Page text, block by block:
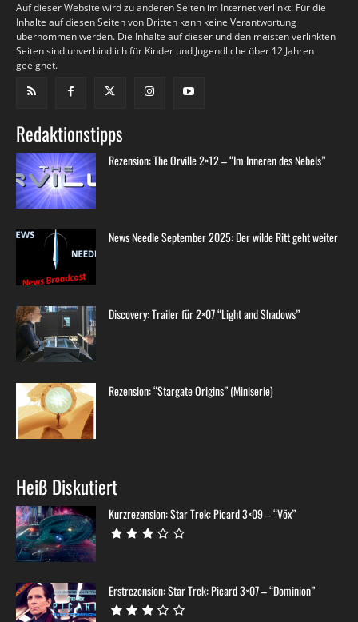
Auf dieser Website wird zu anderen Seiten im Internet verlinkt. Für die
Inhalte auf diesen Seiten von Dritten kann keine Verantwortung
übernommen werden. Die Inhalte auf dieser und den meisten verlinkten
Seiten sind unverbindlich für Kinder und Jugendliche über 12 Jahren
geeignet.
Redaktionstipps
Rezension: The Orville 2×12 – “Im Inneren des Nebels”
News Needle September 2025: Der wilde Ritt geht weiter
Discovery: Trailer für 2×07 “Light and Shadows”
Rezension: “Stargate Origins” (Miniserie)
Heiß Diskutiert
Kurzrezension: Star Trek: Picard 3×09 – “Võx”
Erstrezension: Star Trek: Picard 3×07 – “Dominion”